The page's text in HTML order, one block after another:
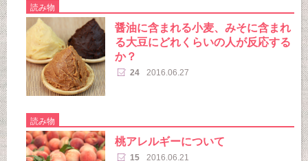
読み物
醤油に含まれる小麦、みそに含まれ
る大豆にどれくらいの人が反応する
か？
24 2016.06.27
読み物
桃アレルギーについて
15 2016.06.21